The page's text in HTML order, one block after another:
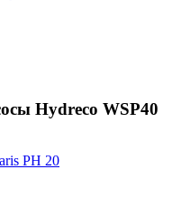
Hydreco WSP40